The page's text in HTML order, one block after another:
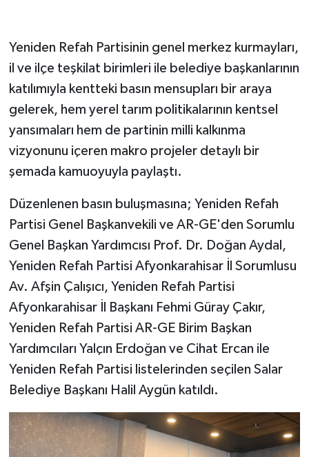
Yeniden Refah Partisinin genel merkez kurmayları,
il ve ilçe teşkilat birimleri ile belediye başkanlarının
katılımıyla kentteki basın mensupları bir araya
gelerek, hem yerel tarım politikalarının kentsel
yansımaları hem de partinin milli kalkınma
vizyonunu içeren makro projeler detaylı bir
şemada kamuoyuyla paylaştı.
Düzenlenen basın buluşmasına; Yeniden Refah
Partisi Genel Başkanvekili ve AR-GE'den Sorumlu
Genel Başkan Yardımcısı Prof. Dr. Doğan Aydal,
Yeniden Refah Partisi Afyonkarahisar İl Sorumlusu
Av. Afşin Çalışıcı, Yeniden Refah Partisi
Afyonkarahisar İl Başkanı Fehmi Güray Çakır,
Yeniden Refah Partisi AR-GE Birim Başkan
Yardımcıları Yalçın Erdoğan ve Cihat Ercan ile
Yeniden Refah Partisi listelerinden seçilen Salar
Belediye Başkanı Halil Aygün katıldı.